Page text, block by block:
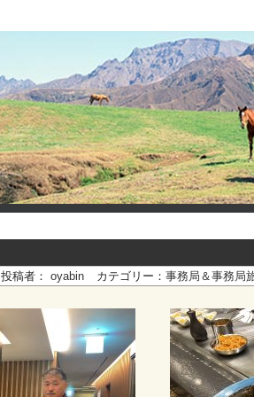
投稿者： oyabin カテゴリー： 事務局＆事務局